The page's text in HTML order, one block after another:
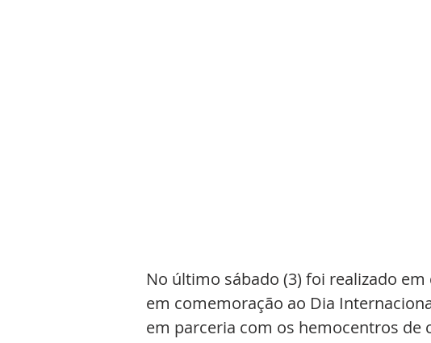
No último sábado (3) foi realizado
em comemoração ao Dia
em parceria com os hemocentros de